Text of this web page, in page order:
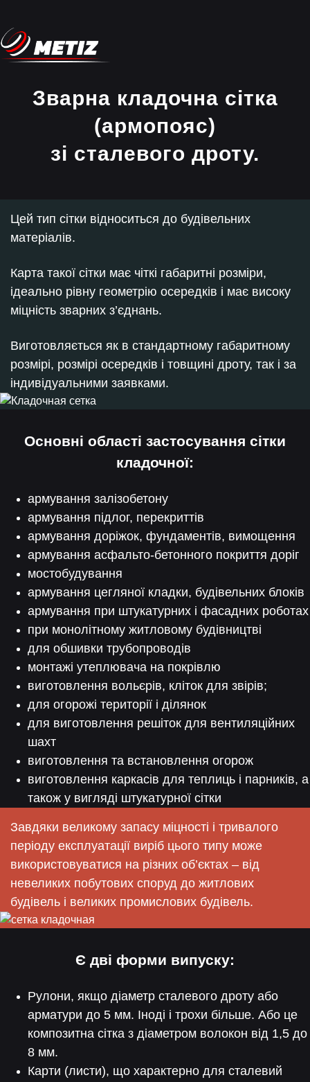
Зварна кладочна сітка
(армопояс)
зі сталевого дроту.
Цей тип сітки відноситься до будівельних
матеріалів.
Карта такої сітки має чіткі габаритні розміри,
ідеально рівну геометрію осередків і має високу
міцність зварних з’єднань.
Виготовляється як в стандартному габаритному
розмірі, розмірі осередків і товщині дроту, так і за
індивідуальними заявками.
Основні області застосування сітки
кладочної:
армування залізобетону
армування підлог, перекриттів
армування доріжок, фундаментів, вимощення
армування асфальто-бетонного покриття доріг
мостобудування
армування цегляної кладки, будівельних блоків
армування при штукатурних і фасадних роботах
при монолітному житловому будівництві
для обшивки трубопроводів
монтажі утеплювача на покрівлю
виготовлення вольєрів, кліток для звірів;
для огорожі території і ділянок
для виготовлення решіток для вентиляційних
шахт
виготовлення та встановлення огорож
виготовлення каркасів для теплиць і парників, а
також у вигляді штукатурної сітки
Завдяки великому запасу міцності і тривалого
періоду експлуатації виріб цього типу може
використовуватися на різних об’єктах – від
невеликих побутових споруд до житлових
будівель і великих промислових будівель.
Є дві форми випуску:
Рулони, якщо діаметр сталевого дроту або
арматури до 5 мм. Іноді і трохи більше. Або це
композитна сітка з діаметром волокон від 1,5 до
8 мм.
Карти (листи), що характерно для сталевий